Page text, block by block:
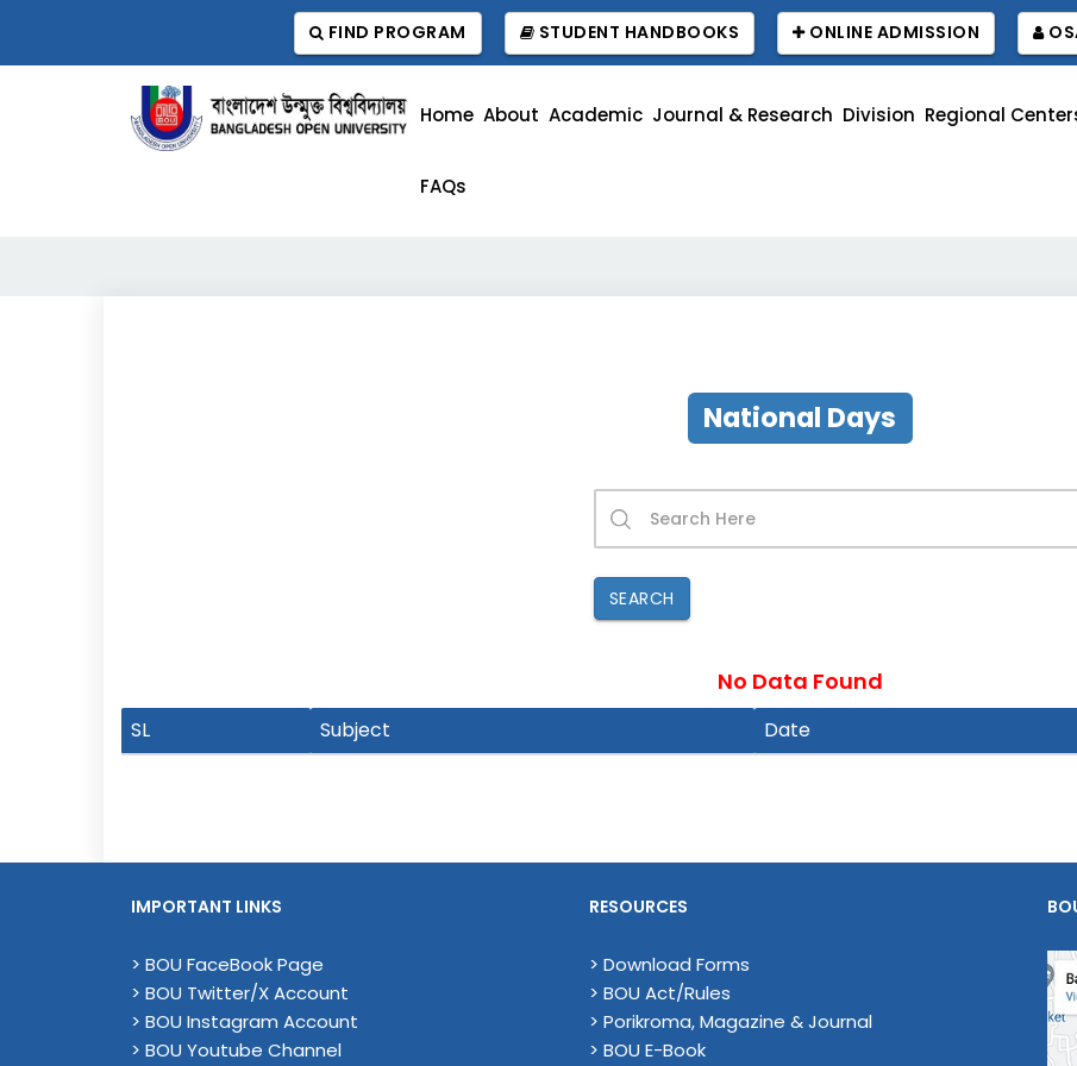
FIND PROGRAM STUDENT HANDBOOKS ONLINE ADMISSION
Home About Academic Journal & Research Division Regional
FAQs
National Days
SEARCH
No Data Found
SL Subject Date
IMPORTANT LINKS
> BOU FaceBook Page
> BOU Twitter/X Account
> BOU Instagram Account
> BOU Youtube Channel
RESOURCES
> Download Forms
> BOU Act/Rules
> Porikroma, Magazine & Journal
> BOU E-Book